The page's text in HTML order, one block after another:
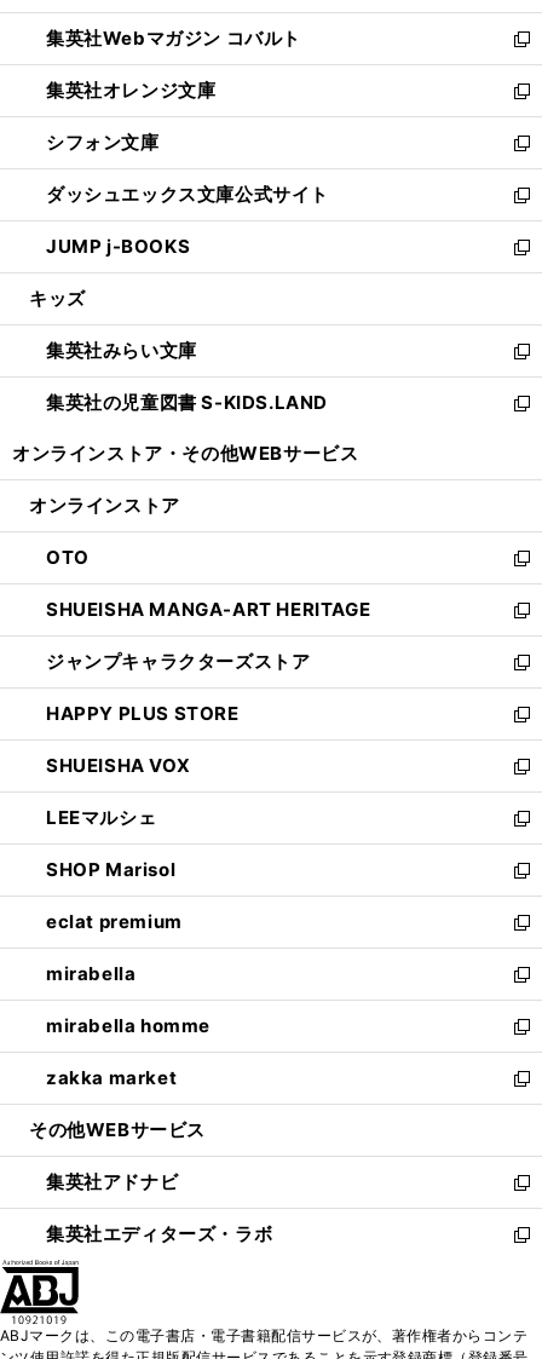
開
く
ウ
で
開
く
ン
ド
ウ
で
開
く
ウ
ィ
ン
ド
ウ
で
開
く
集英社Webマガジン コバルト
新
し
い
ウ
ィ
ン
ド
ウ
で
開
集英社オレンジ文庫
新
し
い
ウ
ィ
ン
ド
ウ
開
く
シフォン文庫
新
し
い
ウ
ィ
ン
ウ
で
開
く
ダッシュエックス文庫公式サイト
新
し
い
ウ
ン
ド
ウ
で
JUMP j-BOOKS
新
し
ウ
ィ
ン
ド
開
キッズ
集英社みらい文庫
新
し
い
ン
ウ
で
開
く
集英社の児童図書 S-KIDS.LAND
新
ウ
ン
ド
ウ
で
開
く
オンラインストア・ その他WEBサービス
オンラインストア
OTO
新
し
い
ウ
ィ
ン
ド
ウ
で
開
く
SHUEISHA MANGA-ART HERITAGE
新
し
い
ウ
ィ
ン
ド
ウ
で
開
く
ジャンプキャラクターズストア
新
し
い
ウ
ィ
ン
ド
ウ
で
開
く
HAPPY PLUS STORE
新
し
い
ウ
ィ
ン
ド
ウ
で
開
く
SHUEISHA VOX
新
し
い
ウ
ィ
ン
ド
ウ
で
開
く
LEEマルシェ
新
し
い
ウ
ィ
ン
ド
ウ
で
開
く
SHOP Marisol
新
し
い
ウ
ィ
ン
ド
ウ
で
開
eclat premium
新
し
い
ウ
ィ
ン
ド
ウ
開
く
mirabella
新
し
い
ウ
ィ
ン
ウ
で
開
く
mirabella homme
新
し
い
ウ
ン
ド
ウ
で
zakka market
新
し
ウ
ィ
ン
ド
く
その他WEBサービス
集英社アドナビ
新
し
い
ド
集英社エディターズ・ラボ
新
ィ
ABJマークは、この電子書店・電子書籍配信サービスが、著作権者からコンテ